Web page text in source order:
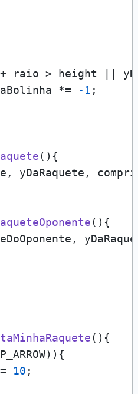
+ raio > height ||
*=
-1 ;
() {
yDaRaquete,
() {
() {
10 ;